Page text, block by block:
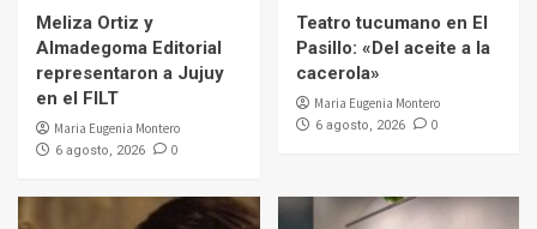
Meliza Ortiz y
Almadegoma Editorial
representaron a Jujuy
en el FILT
Maria Eugenia Montero
6 agosto, 2026 0
Teatro tucumano en El
Pasillo: «Del aceite a la
cacerola»
Maria Eugenia Montero
6 agosto, 2026 0